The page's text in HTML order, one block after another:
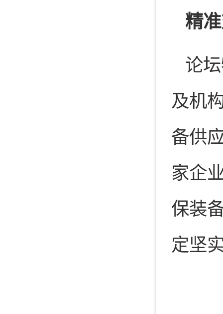
精
论
及机
备供
家企
保装
定坚